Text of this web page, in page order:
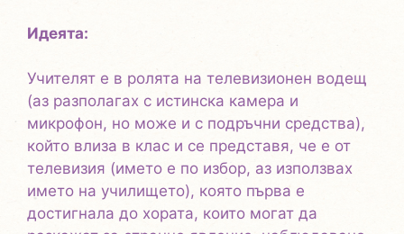
Идеята:
Учителят е в ролята на телевизионен водещ
(аз разполагах с истинска камера и
микрофон, но може и с подръчни средства),
който влиза в клас и се представя, че е от
телевизия (името е по избор, аз използвах
името на училището), която първа е
достигнала до хората, които могат да